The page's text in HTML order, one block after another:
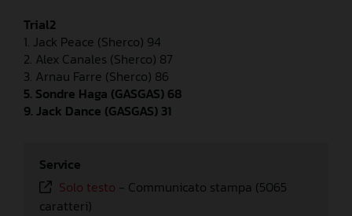
Trial2
1. Jack Peace (Sherco) 94
2. Alex Canales (Sherco) 87
3. Arnau Farre (Sherco) 86
5. Sondre Haga (GASGAS) 68
9. Jack Dance (GASGAS) 31
Service
Solo testo - Communicato stampa (5065
caratteri)